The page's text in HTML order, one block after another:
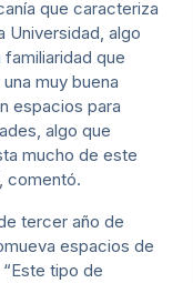
que caracteriza
Universidad, algo
que
muy buena
espacios para
algo que
mucho de este
comentó.
tercer año de
espacios de
tipo de